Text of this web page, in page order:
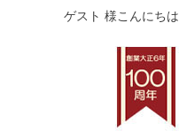
ゲスト 様こんにちは